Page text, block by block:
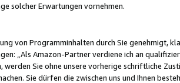
solcher Erwartungen vornehmen.
von Programminhalten durch Sie genehmigt,
„Als Amazon-Partner verdiene ich an
werden Sie ohne unsere vorherige schriftliche
Sie dürfen die zwischen uns und Ihnen